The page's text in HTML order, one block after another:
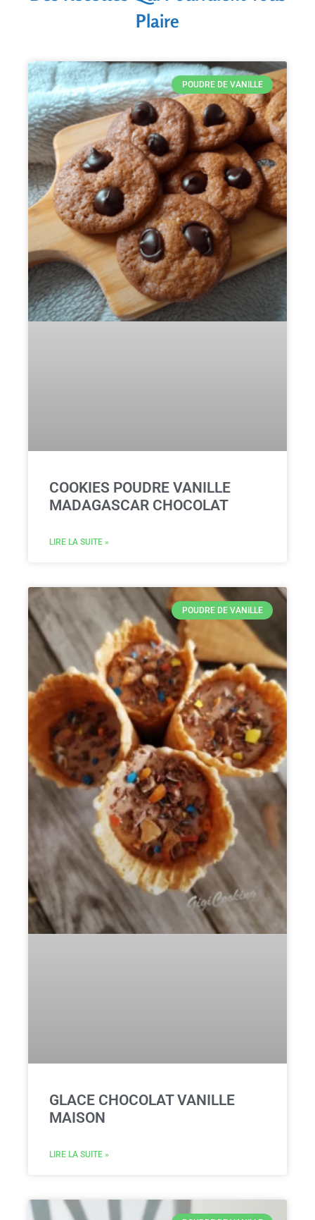
Plaire
POUDRE DE VANILLE
COOKIES POUDRE VANILLE
MADAGASCAR CHOCOLAT
LIRE LA SUITE »
POUDRE DE VANILLE
GLACE CHOCOLAT VANILLE
MAISON
LIRE LA SUITE »